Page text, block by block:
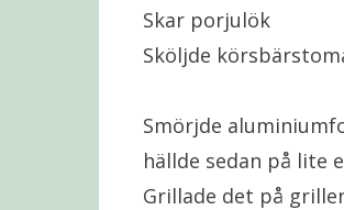
Skar porjulök
Sköljde
Smörjde
hällde sedan på lite
Grillade det på